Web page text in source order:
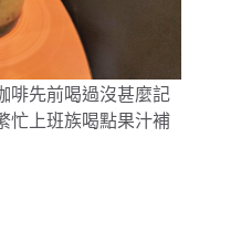
啡先前喝過沒甚麼記
忙上班族喝點果汁補